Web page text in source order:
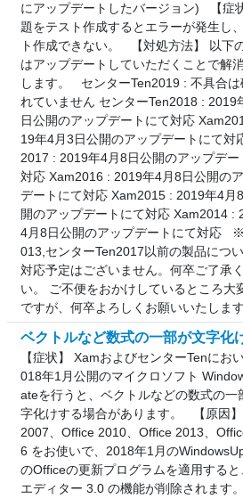
にアップデートしたバージョン) 【症
題をテスト作成するとエラーが発生し
ト作成できない。 【対処方法】 以下
はアップデートしていただくことで解
します。 センターTen2019 : 不具合は
れていません センターTen2018 : 2019
日公開のアップデートにて対応
19年4月3日公開のアップデートにて対
2017 : 2019年4月8日公開のアップデー
対応 Xam2016 : 2019年4月8日公開の
デートにて対応 Xam2015 : 2019年4月
開のアップデートにて対応 Xam2014 :
4月8日公開のアップデートにて対応
013,センターTen2017以前の製品につ
対応予定はございません。何卒ご了承
い。 ご不便をおかけしているところ大
ですが、何卒よろしくお願いいたしま
ベクトルなど数式の一部が文字化
【症状】 XamおよびセンターTenにお
018年1月公開のマイクロソフト
ateを行うと、ベクトルなどの数式の一
字化けする場合があります。 【原因
2007、Office 2010、Office 2013、
6 をお使いで、2018年1月の
のOfficeの更新プログラムを適用すると
エディター 3.0 の機能が削除されます